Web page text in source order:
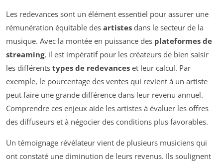
Les redevances sont un élément essentiel pour assurer une
rémunération équitable des artistes dans le secteur de la
musique. Avec la montée en puissance des plateformes de
streaming, il est impératif pour les créateurs de bien saisir
les différents types de redevances et leur calcul. Par
exemple, le pourcentage des ventes qui revient à un artiste
peut faire une grande différence dans leur revenu annuel.
Comprendre ces enjeux aide les artistes à évaluer les offres
des diffuseurs et à négocier des conditions plus favorables.
Un témoignage révélateur vient de plusieurs musiciens qui
ont constaté une diminution de leurs revenus. Ils soulignent